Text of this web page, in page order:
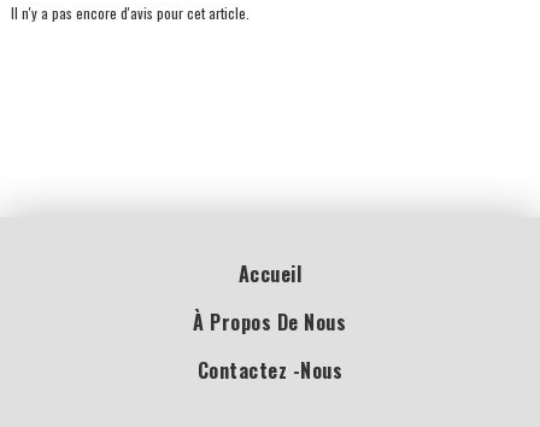
Il n'y a pas encore d'avis pour cet article.
Accueil
À Propos De Nous
Contactez -nous